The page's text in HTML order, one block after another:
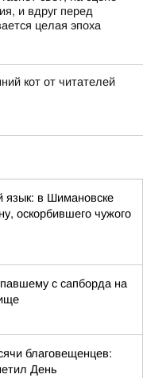
и вдруг перед
целая эпоха
кот от читателей
язык: в Шимановске
оскорбившего чужого
с сапборда на
благовещенцев:
День